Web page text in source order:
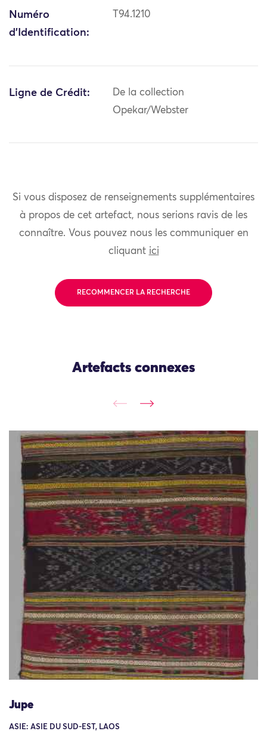
Numéro
d'Identification:
T94.1210
Ligne de Crédit:
De la collection
Opekar/Webster
Si vous disposez de renseignements supplémentaires
à propos de cet artefact, nous serions ravis de les
connaître. Vous pouvez nous les communiquer en
cliquant ici
RECOMMENCER LA RECHERCHE
Artefacts connexes
Jupe
ASIE: ASIE DU SUD-EST, LAOS